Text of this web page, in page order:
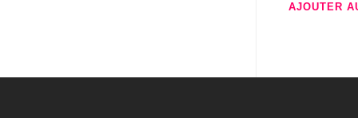
AJOUTER